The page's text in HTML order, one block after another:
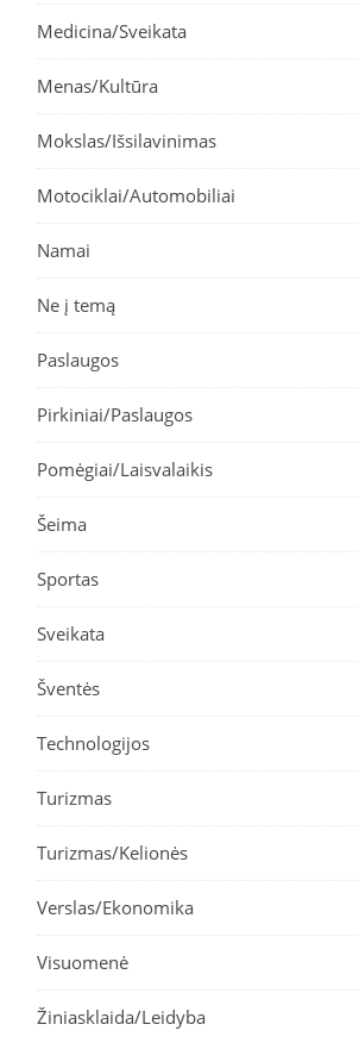
Medicina/Sveikata
Menas/Kultūra
Mokslas/Išsilavinimas
Motociklai/Automobiliai
Namai
Ne į temą
Paslaugos
Pirkiniai/Paslaugos
Pomėgiai/Laisvalaikis
Šeima
Sportas
Sveikata
Šventės
Technologijos
Turizmas
Turizmas/Kelionės
Verslas/Ekonomika
Visuomenė
Žiniasklaida/Leidyba